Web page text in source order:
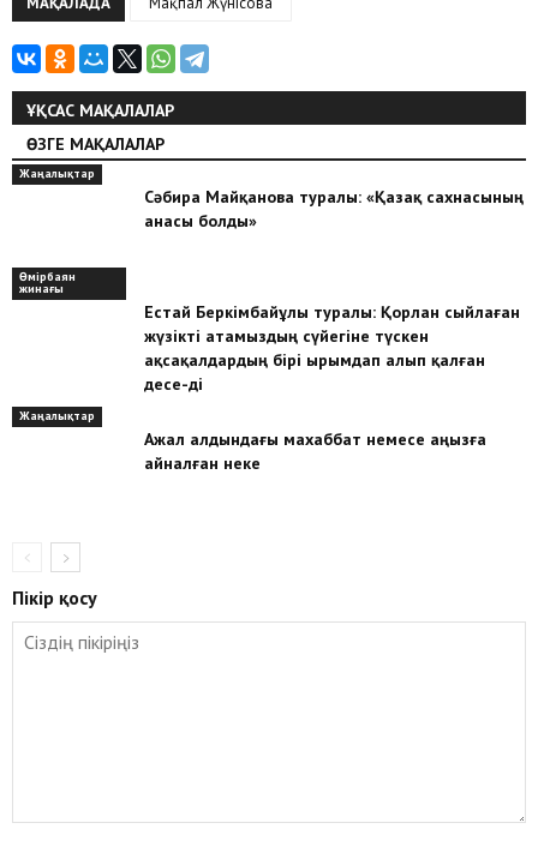
ҰҚСАС МАҚАЛАЛАР
ӨЗГЕ МАҚАЛАЛАР
Жаңалықтар
Сәбира Майқанова туралы: «Қазақ сахнасының
анасы болды»
Өмірбаян
жинағы
Естай Беркімбайұлы туралы: Қорлан сыйлаған
жүзікті атамыздың сүйегіне түскен
ақсақалдардың бірі ырымдап алып қалған
десе-ді
Жаңалықтар
Ажал алдындағы махаббат немесе аңызға
айналған неке
Пікір қосу